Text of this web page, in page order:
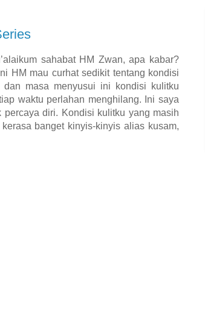
sahabat HM Zwan, apa kabar?
HM mau curhat sedikit tentang kondisi
masa menyusui ini kondisi kulitku
waktu perlahan menghilang. Ini saya
diri. Kondisi kulitku yang masih
banget kinyis-kinyis alias kusam,